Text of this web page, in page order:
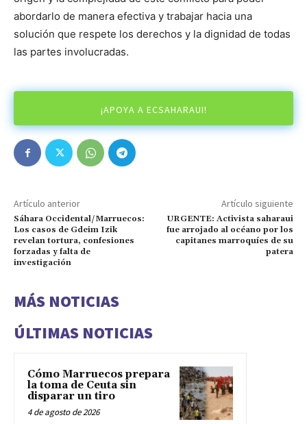
abordarlo de manera efectiva y trabajar hacia una
solución que respete los derechos y la dignidad de todas
las partes involucradas.
¡APOYA A ECSAHARAUI!
Artículo anterior
Sáhara Occidental/Marruecos:
Los casos de Gdeim Izik
revelan tortura, confesiones
forzadas y falta de
investigación
Artículo siguiente
URGENTE: Activista saharaui
fue arrojado al océano por los
capitanes marroquíes de su
patera
MÁS NOTICIAS
ÚLTIMAS NOTICIAS
Cómo Marruecos prepara
la toma de Ceuta sin
disparar un tiro
4 de agosto de 2026